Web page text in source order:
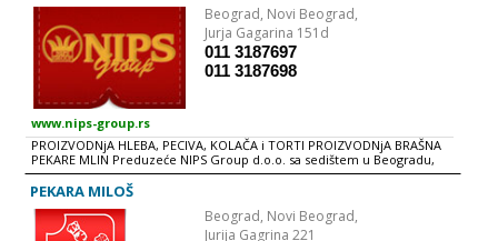
Beograd, Novi Beograd,
Jurja Gagarina 151d
011 3187697
011 3187698
www.nips-group.rs
PROIZVODNjA HLEBA, PECIVA, KOLAČA i TORTI PROIZVODNjA BRAŠNA
PEKARE MLIN Preduzeće NIPS Group d.o.o. sa sedištem u Beogradu,
osnovano je 15.02.1996.godine. Osnovna delatnost preduzeća je
proizvodnja mlinskih proizvoda. Pored ove delatnosti bavimo se
proizvodnjom pekarskih proizvoda i skladištenjem žitarica, kao i
distribucijom pekarskih proizvoda kroz lanac pekara "Poema”.
PEKARA MILOŠ
Beograd, Novi Beograd,
Jurija Gagrina 221